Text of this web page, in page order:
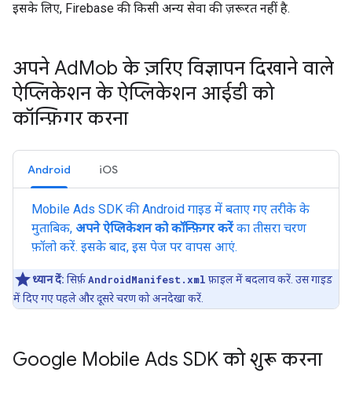
इसके लिए, Firebase की किसी अन्य सेवा की ज़रूरत नहीं है.
अपने AdMob के ज़रिए विज्ञापन दिखाने वाले
ऐप्लिकेशन के ऐप्लिकेशन आईडी को
कॉन्फ़िगर करना
Android iOS
Mobile Ads SDK की Android गाइड में बताए गए तरीके के
मुताबिक, अपने ऐप्लिकेशन को कॉन्फ़िगर करेंका तीसरा चरण
फ़ॉलो करें. इसके बाद, इस पेज पर वापस आएं.
ध्यान दें: सिर्फ़AndroidManifest.xml फ़ाइल में बदलाव करें. उस गाइड
में दिए गए पहले और दूसरे चरण को अनदेखा करें.
Google Mobile Ads SDK को शुरू करना